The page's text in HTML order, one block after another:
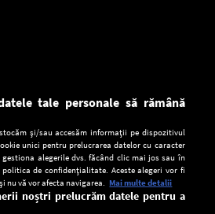
Europa FM pentru smartphone:
tale personale să rămână
stocăm și/sau accesăm informații pe dispozitivul
unici pentru prelucrarea datelor cu caracter
alegerile dvs. făcând clic mai jos sau în
de confidențialitate. Aceste alegeri vor fi
nu vă vor afecta navigarea. Mai multe detalii
noștri prelucrăm datele pentru a